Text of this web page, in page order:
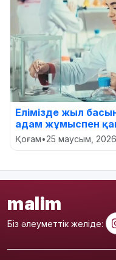
Елімізде жыл
адам жұмыспен
Қоғам•25 маусым, 2026
malim
Біз әлеуметтік желіде: